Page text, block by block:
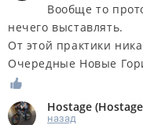
Вообще то
нечего выставлять.
От этой практики
Очередные Новые
Hostage (Hostage
назад